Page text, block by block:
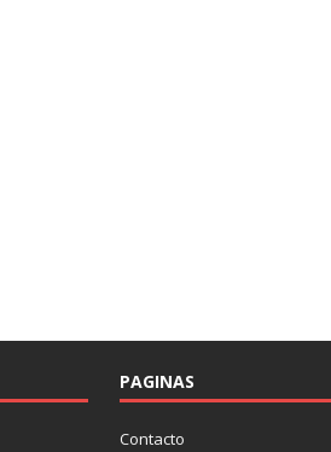
PAGINAS
Contacto